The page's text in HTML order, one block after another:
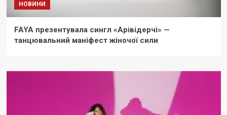
НОВИНИ
FAYA презентувала сингл «Арівідерчі» —
танцювальний маніфест жіночої сили